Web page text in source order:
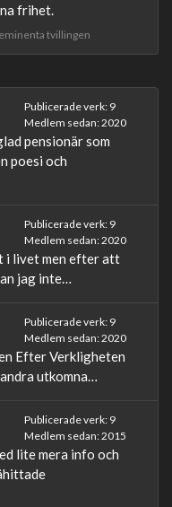
frihet.
tvillingen
Publicerade verk: 9
Medlem sedan: 2020
pensionär som
poesi och
Publicerade verk: 9
Medlem sedan: 2020
i livet men efter att
jag inte…
Publicerade verk: 9
Medlem sedan: 2020
Efter Verkligheten
utkomna…
Publicerade verk: 9
Medlem sedan: 2015
lite mera info och